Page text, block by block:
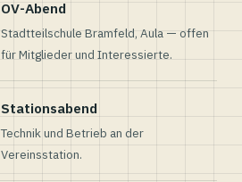
OV-Abend
Stadtteilschule Bramfeld, Aula — offen
für Mitglieder und Interessierte.
Stationsabend
Technik und Betrieb an der
Vereinsstation.